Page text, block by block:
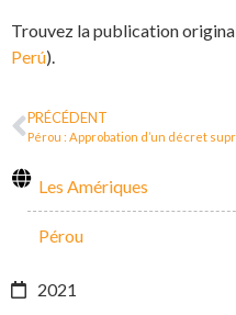
Trouvez la publication
Perú).
PRÉCÉDENT
Les Amériques
Pérou
2021